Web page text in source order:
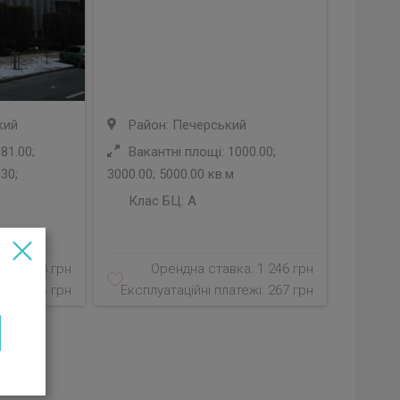
1 113 грн
134 грн
Район: Печерський
Вакантні площі: 1000.00;
3000.00; 5000.00 кв.м
Клас БЦ:A
Орендна ставка: 1 246 грн
Експлуатаційні платежі: 267 грн